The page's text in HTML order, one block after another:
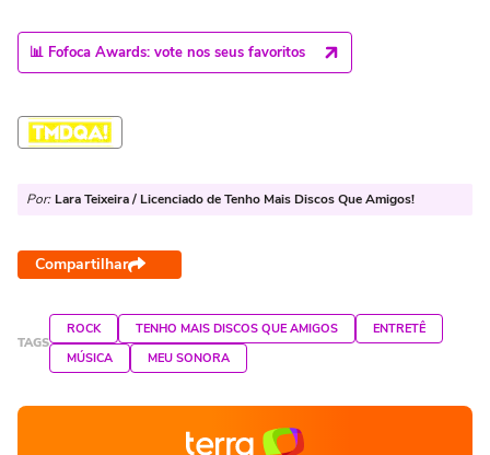
📊 Fofoca Awards: vote nos seus favoritos
Por: Lara Teixeira / Licenciado de Tenho Mais Discos Que Amigos!
Compartilhar
TAGS
ROCK TENHO MAIS DISCOS QUE AMIGOS
ENTRETÊ
MÚSICA
MEU SONORA